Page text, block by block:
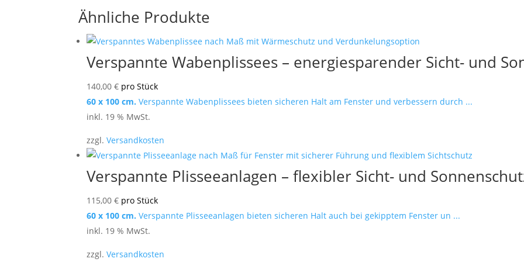
Ähnliche Produkte
Verspannte Wabenplissees – energiesparender Sicht- und
140,00€ pro Stück
60 x 100 cm. Verspannte Wabenplissees bieten sicheren Halt am Fenster und verbessern durch ...
inkl. 19 % MwSt.
zzgl.Versandkosten
Verspannte Plisseeanlagen – flexibler Sicht- und
115,00€ pro Stück
60 x 100 cm.Verspannte Plisseeanlagen bieten sicheren Halt auch bei gekipptem Fenster un ...
inkl. 19 % MwSt.
zzgl.Versandkosten